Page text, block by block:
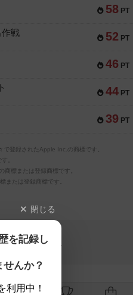
58 PT
52 PT
作戦
46 PT
44 PT
39 PT
登録されたApple Inc.の商標です。
。
標または登録商標です。
または登録商標です。
閉じる
を記録し
んか？
利用中！
(c)
ムの総合情報サイト